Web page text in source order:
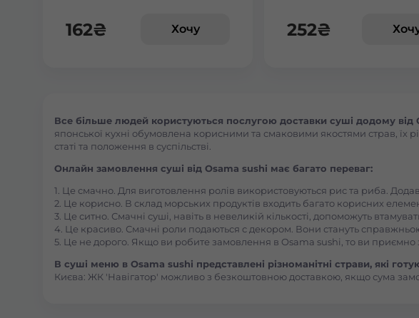
162₴ Хочу 252₴
Все більше людей користуються послугою доставки суші додому
японської кухні обумовлена корисними та смаковими якостями страв, їх
статі та положення в суспільстві.
Онлайн замовлення суші від Osama sushi має багато переваг:
1. Це смачно. Для виготовлення ролів використовуються рис та риба.
2. Це корисно. В склад морських продуктів входить багато корисних
3. Це ситно. Смачні суші, навіть в невеликій кількості, допоможуть
4. Це красиво. Смачні роли подаються с декором. Вони стануть
5. Це не дорого. Якщо ви робите замовлення в Osama sushi, то ви приємно
В суші меню в Osama sushi представлені різноманітні страви, які
Києва: ЖК 'Навігатор' можливо з безкоштовною доставкою, якщо сума